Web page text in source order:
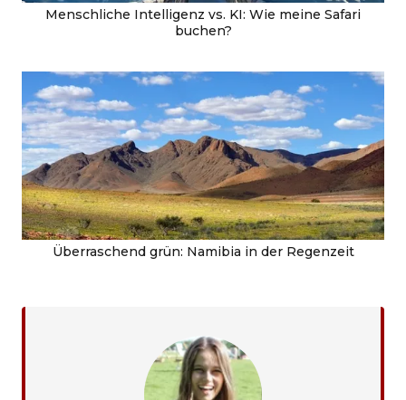
Menschliche Intelligenz vs. KI: Wie meine Safari
buchen?
Überraschend grün: Namibia in der Regenzeit